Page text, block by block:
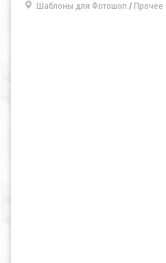
Шаблоны для Фотошоп / Прочее